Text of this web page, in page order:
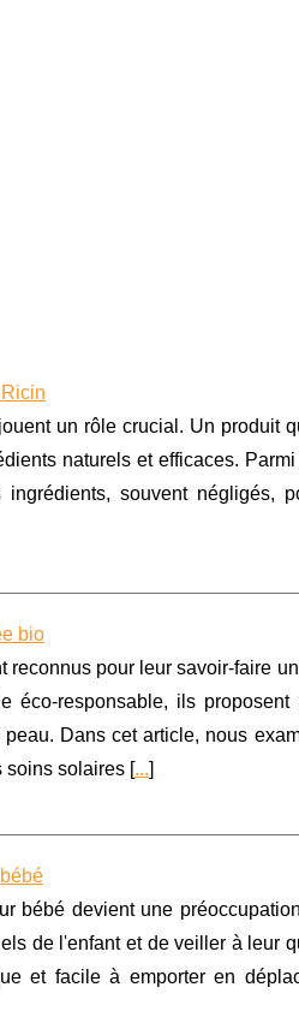
un rôle crucial. Un produit
naturels et efficaces.
souvent négligés,
bio
pour leur savoir-faire
éco-responsable, ils
Dans cet article, nous
soins solaires [...]
bébé devient une
de l'enfant et de veiller à leur
et facile à emporter en